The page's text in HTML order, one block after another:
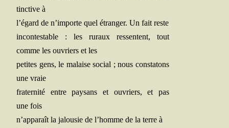
tinc­tive à
l’égard de n’importe quel étran­ger. Un fait reste
incon­tes­table : les ruraux res­sentent, tout
comme les ouvriers et les
petites gens, le malaise social ; nous consta­tons
une vraie
fra­ter­ni­té entre pay­sans et ouvriers, et pas
une fois
n’apparaît la jalou­sie de l’homme de la terre à